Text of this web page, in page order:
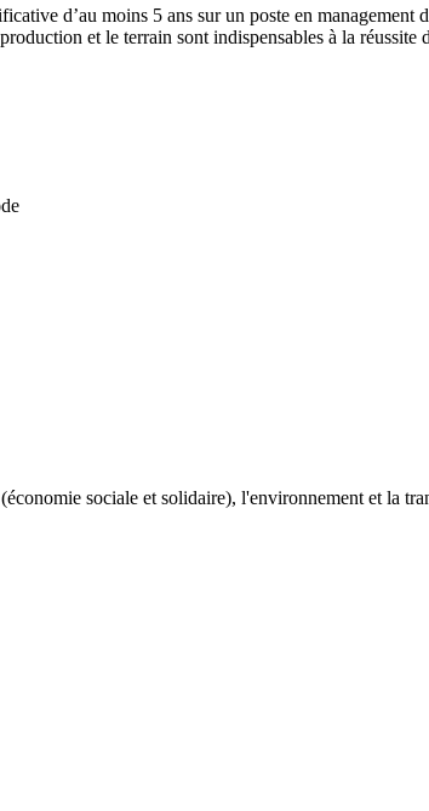
d’au moins 5 ans sur un poste en management
et le terrain sont indispensables à la réussite
sociale et solidaire), l'environnement et la